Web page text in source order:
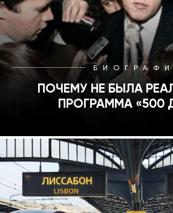
ПОЧЕМУ НЕ БЫЛА
ПРОГРАММА «500